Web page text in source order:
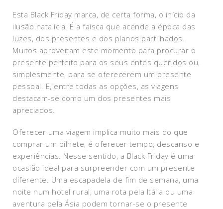
Esta Black Friday marca, de certa forma, o início da
ilusão natalícia. É a faísca que acende a época das
luzes, dos presentes e dos planos partilhados.
Muitos aproveitam este momento para procurar o
presente perfeito para os seus entes queridos ou,
simplesmente, para se oferecerem um presente
pessoal. E, entre todas as opções, as viagens
destacam-se como um dos presentes mais
apreciados.
Oferecer uma viagem implica muito mais do que
comprar um bilhete, é oferecer tempo, descanso e
experiências. Nesse sentido, a Black Friday é uma
ocasião ideal para surpreender com um presente
diferente. Uma escapadela de fim de semana, uma
noite num hotel rural, uma rota pela Itália ou uma
aventura pela Ásia podem tornar-se o presente